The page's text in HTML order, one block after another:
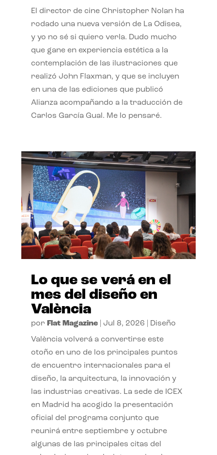
El director de cine Christopher Nolan ha
rodado una nueva versión de La Odisea,
y yo no sé si quiero verla. Dudo mucho
que gane en experiencia estética a la
contemplación de las ilustraciones que
realizó John Flaxman, y que se incluyen
en una de las ediciones que publicó
Alianza acompañando a la traducción de
Carlos García Gual. Me lo pensaré.
Lo que se verá en el
mes del diseño en
València
por Flat Magazine| Jul 8, 2026 Diseño
València volverá a convertirse este
otoño en uno de los principales puntos
de encuentro internacionales para el
diseño, la arquitectura, la innovación y
las industrias creativas. La sede de ICEX
en Madrid ha acogido la presentación
oficial del programa conjunto que
reunirá entre septiembre y octubre
algunas de las principales citas del